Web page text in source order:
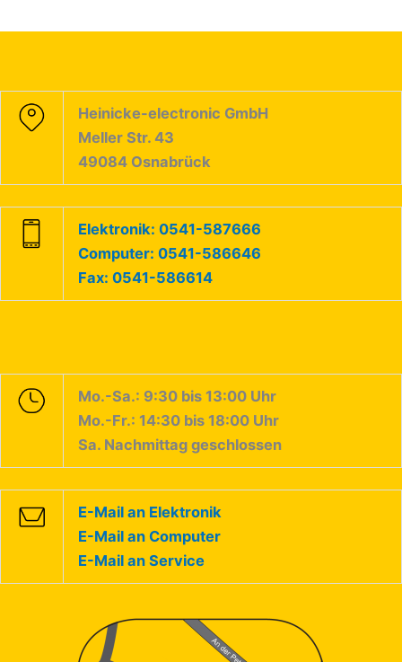
Heinicke-electronic GmbH
Meller Str. 43
49084 Osnabrück
Elektronik: 0541-587666
Computer: 0541-586646
Fax: 0541-586614
Mo.-Sa.: 9:30 bis 13:00 Uhr
Mo.-Fr.: 14:30 bis 18:00 Uhr
Sa. Nachmittag geschlossen
E-Mail an Elektronik
E-Mail an Computer
E-Mail an Service